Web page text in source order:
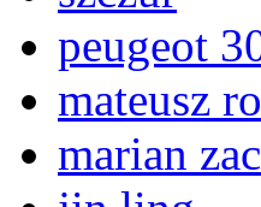
peugeot
mateusz
marian